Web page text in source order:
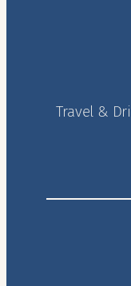
Travel &